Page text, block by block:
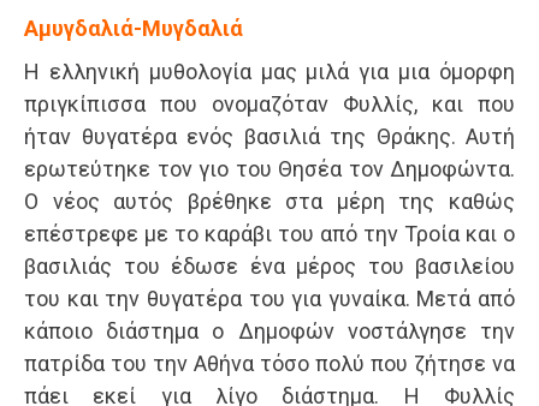
Αμυγδαλιά-Μυγδαλιά
Η ελληνική μυθολογία μας μιλά για μια όμορφη
πριγκίπισσα που ονομαζόταν Φυλλίς, και που
ήταν θυγατέρα ενός βασιλιά της Θράκης. Αυτή
ερωτεύτηκε τον γιο του Θησέα τον Δημοφώντα.
Ο νέος αυτός βρέθηκε στα μέρη της καθώς
επέστρεφε με το καράβι του από την Τροία και ο
βασιλιάς του έδωσε ένα μέρος του βασιλείου
του και την θυγατέρα του για γυναίκα. Μετά από
κάποιο διάστημα ο Δημοφών νοστάλγησε την
πατρίδα του την Αθήνα τόσο πολύ που ζήτησε να
πάει εκεί για λίγο διάστημα. Η Φυλλίς